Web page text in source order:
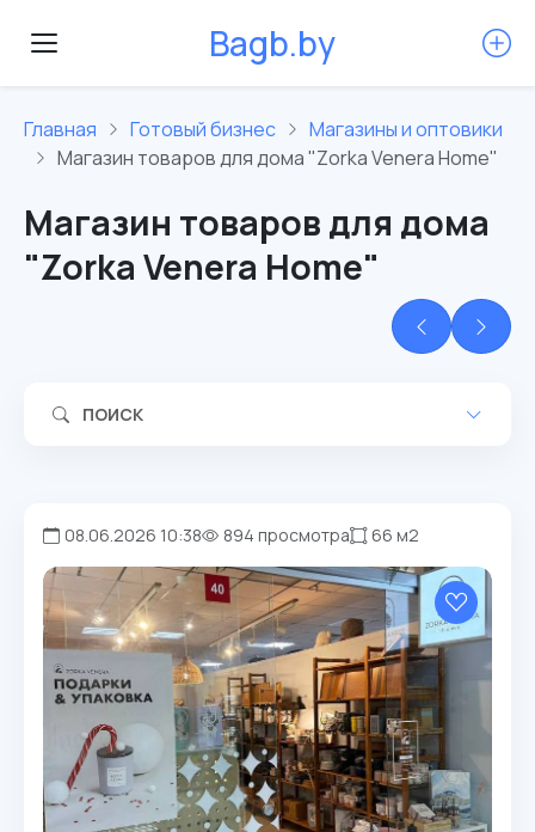
Bagb.by
Главная Готовый бизнес
Магазины и оптовики
Магазин товаров для дома "Zorka Venera Home"
Магазин товаров для дома
"Zorka Venera Home"
ПОИСК
08.06.2026 10:38 894 просмотра 66 м2